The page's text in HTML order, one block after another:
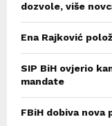
dozvole, više
Ena Rajković
SIP BiH ovjerio
mandate
FBiH dobiva nova